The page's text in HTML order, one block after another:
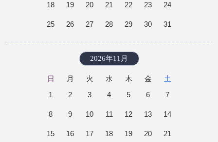
18 19 20 21 22 23 24
25 26 27 28 29 30 31
2026年11月
日 月 火 水 木 金
土
1
2 3 4 5 6 7
8 9 10 11 12 13 14
15 16 17 18 19 20 21